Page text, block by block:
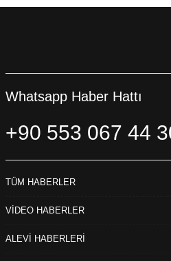
Whatsapp Haber Hattı
+90 553 067 44
TÜM HABERLER
VİDEO HABERLER
ALEVİ HABERLERİ